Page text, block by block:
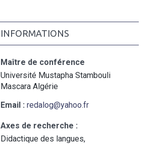
INFORMATIONS
Maître de conférence
Université Mustapha Stambouli
Mascara Algérie
Email : redalog@yahoo.fr
Axes de recherche :
Didactique des langues,